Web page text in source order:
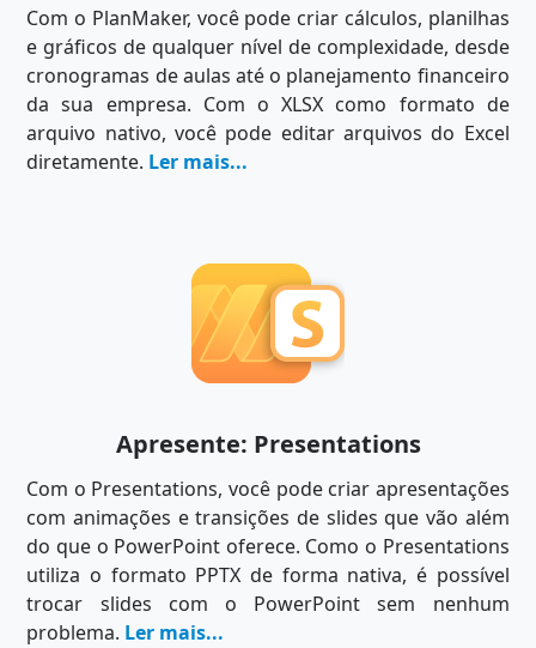
Com o PlanMaker, você pode criar cálculos, planilhas
e gráficos de qualquer nível de complexidade, desde
cronogramas de aulas até o planejamento financeiro
da sua empresa. Com o XLSX como formato de
arquivo nativo, você pode editar arquivos do Excel
diretamente. Ler mais...
Apresente: Presentations
Com o Presentations, você pode criar apresentações
com animações e transições de slides que vão além
do que o PowerPoint oferece. Como o Presentations
utiliza o formato PPTX de forma nativa, é possível
trocar slides com o PowerPoint sem nenhum
problema. Ler mais...